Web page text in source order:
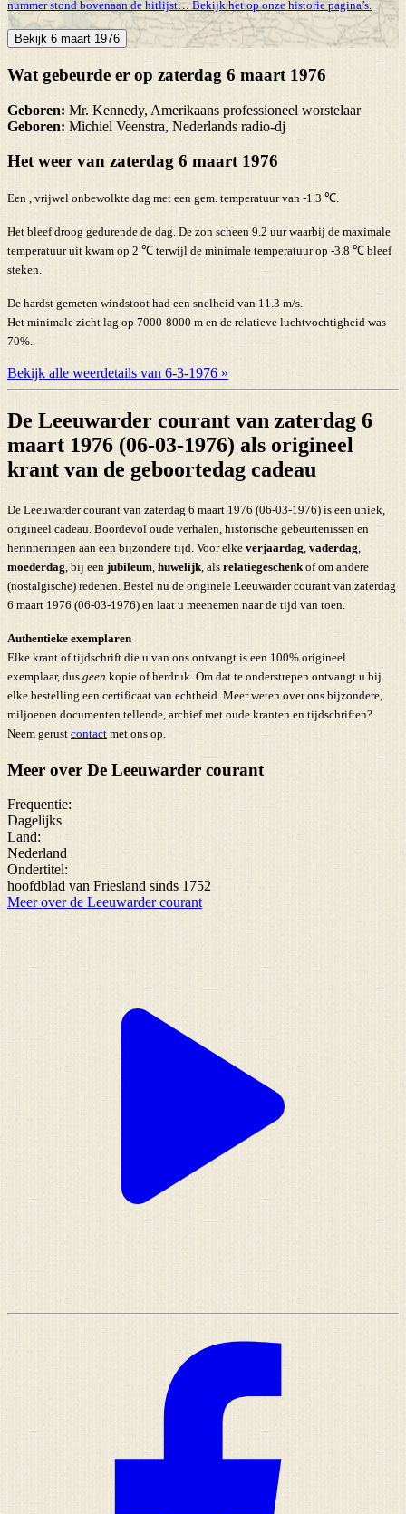
nummer stond bovenaan de hitlijst… Bekijk het op onze historie pagina’s.
Bekijk 6 maart 1976
Wat gebeurde er op zaterdag 6 maart 1976
Geboren: Mr. Kennedy, Amerikaans professioneel worstelaar
Geboren: Michiel Veenstra, Nederlands radio-dj
Het weer van zaterdag 6 maart 1976
Een , vrijwel onbewolkte dag met een gem. temperatuur van -1.3 ℃.
Het bleef droog gedurende de dag. De zon scheen 9.2 uur waarbij de maximale
temperatuur uit kwam op 2 ℃ terwijl de minimale temperatuur op -3.8 ℃ bleef
steken.
De hardst gemeten windstoot had een snelheid van 11.3 m/s.
Het minimale zicht lag op 7000-8000 m en de relatieve luchtvochtigheid was
70%.
Bekijk alle weerdetails van 6-3-1976 »
De Leeuwarder courant van zaterdag 6
maart 1976 (06-03-1976) als origineel
krant van de geboortedag cadeau
De Leeuwarder courant van zaterdag 6 maart 1976 (06-03-1976) is een uniek,
origineel cadeau. Boordevol oude verhalen, historische gebeurtenissen en
herinneringen aan een bijzondere tijd. Voor elke verjaardag vaderdag
moederdag , bij een jubileum huwelijk , als relatiegeschenk of om andere
(nostalgische) redenen. Bestel nu de originele Leeuwarder courant van zaterdag
6 maart 1976 (06-03-1976) en laat u meenemen naar de tijd van toen.
Authentieke exemplaren
Elke krant of tijdschrift die u van ons ontvangt is een 100% origineel
exemplaar, dus geen kopie of herdruk. Om dat te onderstrepen ontvangt u bij
elke bestelling een certificaat van echtheid. Meer weten over ons bijzondere,
miljoenen documenten tellende, archief met oude kranten en tijdschriften?
Neem gerust contact met ons op.
Meer over De Leeuwarder courant
Frequentie:
Dagelijks
Land:
Nederland
Ondertitel:
hoofdblad van Friesland sinds 1752
Meer over de Leeuwarder courant